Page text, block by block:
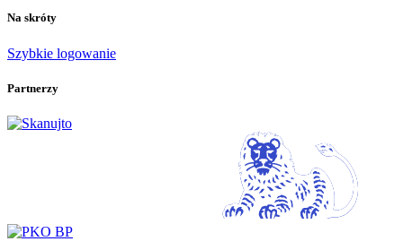
Na skróty
Szybkie logowanie
Partnerzy